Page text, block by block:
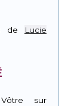
de
Lucie
sur